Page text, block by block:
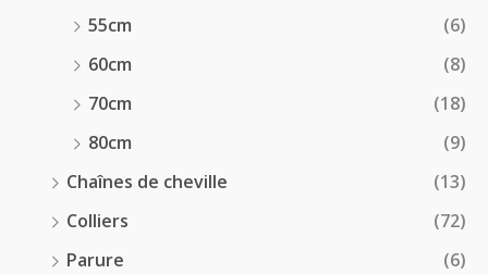
55cm
(6)
60cm
(8)
70cm
(18)
80cm
(9)
Chaînes de cheville
(13)
Colliers
(72)
Parure
(6)